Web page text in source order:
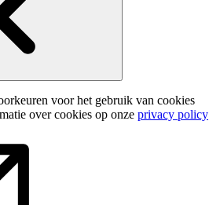
voor het gebruik van cookies
over cookies op onze privacy policy